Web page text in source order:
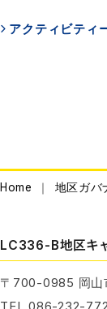
アクティビティ
Home 地区ガバ
LC336-B地区キ
〒700-0985 岡